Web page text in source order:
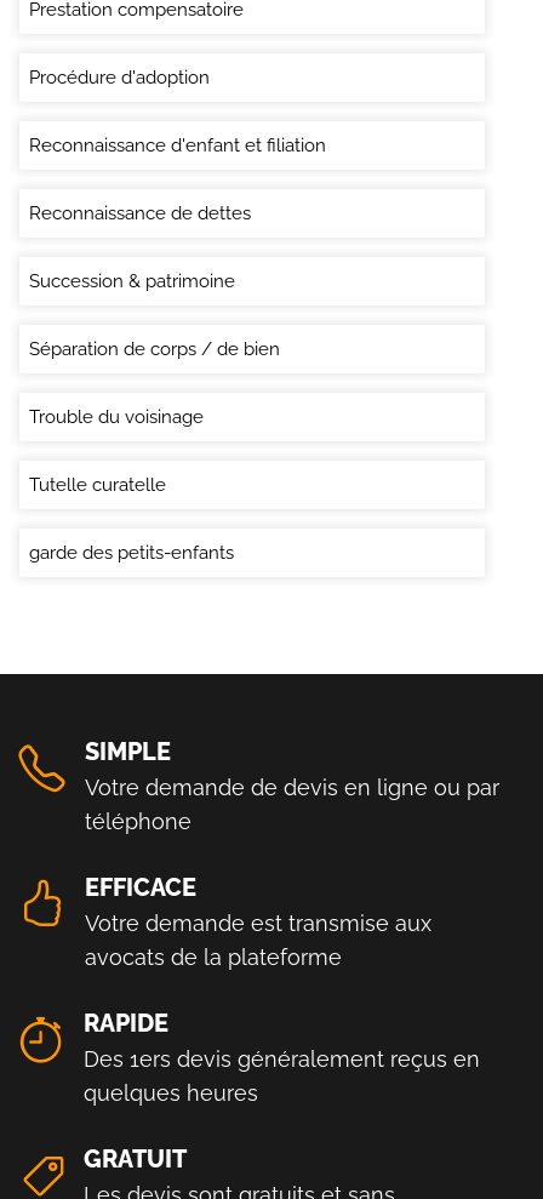
Prestation compensatoire
Procédure d'adoption
Reconnaissance d'enfant et filiation
Reconnaissance de dettes
Succession & patrimoine
Séparation de corps / de bien
Trouble du voisinage
Tutelle curatelle
garde des petits-enfants
SIMPLE
Votre demande de devis en ligne ou par
téléphone
EFFICACE
Votre demande est transmise aux
avocats de la plateforme
RAPIDE
Des 1ers devis généralement reçus en
quelques heures
GRATUIT